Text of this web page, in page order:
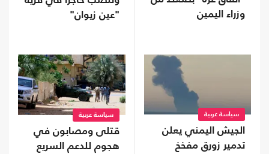
وزراء اليمين
"عين زيوان"
سياسة عربية
الجيش اليمني يعلن
تدمير زورق مفخخ
سياسة عربية
قتلى ومصابون في
هجوم للدعم السريع